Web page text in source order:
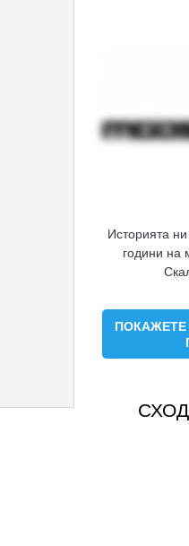
Историята
години на
ПОКАЖЕТЕ